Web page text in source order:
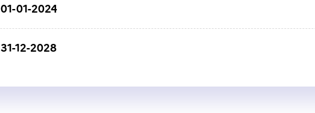
01-01-2024
31-12-2028